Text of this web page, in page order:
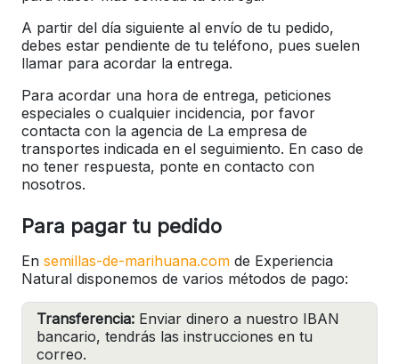
A partir del día siguiente al envío de tu pedido,
debes estar pendiente de tu teléfono, pues suelen
llamar para acordar la entrega.
Para acordar una hora de entrega, peticiones
especiales o cualquier incidencia, por favor
contacta con la agencia de La empresa de
transportes indicada en el seguimiento. En caso de
no tener respuesta, ponte en contacto con
nosotros.
Para pagar tu pedido
En semillas-de-marihuana.com de Experiencia
Natural disponemos de varios métodos de pago:
Transferencia: Enviar dinero a nuestro IBAN
bancario, tendrás las instrucciones en tu
correo.